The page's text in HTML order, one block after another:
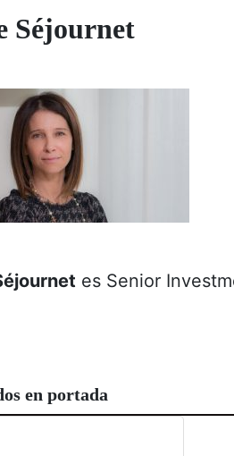
Séjournet
es Senior
en portada